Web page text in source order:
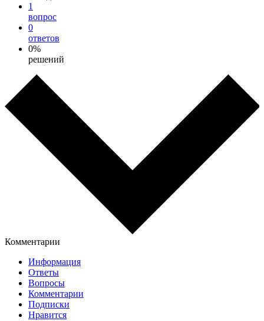
1
вопрос
0
ответов
0%
решений
Комментарии
Информация
Ответы
Вопросы
Комментарии
Подписки
Нравится